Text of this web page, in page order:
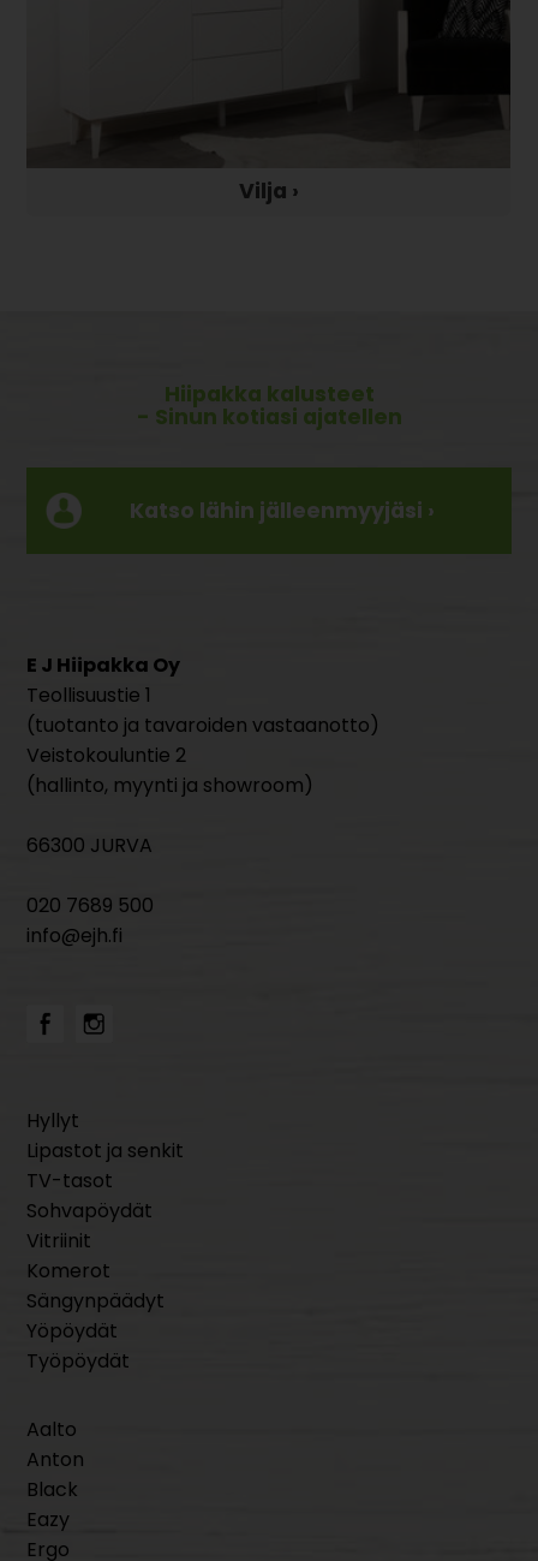
Vilja ›
Hiipakka kalusteet
- Sinun kotiasi ajatellen
Katso lähin jälleenmyyjäsi ›
E J Hiipakka Oy
Teollisuustie 1
(tuotanto ja tavaroiden vastaanotto)
Veistokouluntie 2
(hallinto, myynti ja showroom)
66300 JURVA
020 7689 500
info@ejh.fi
Hyllyt
Lipastot ja senkit
TV-tasot
Sohvapöydät
Vitriinit
Komerot
Sängynpäädyt
Yöpöydät
Työpöydät
Aalto
Anton
Black
Eazy
Ergo